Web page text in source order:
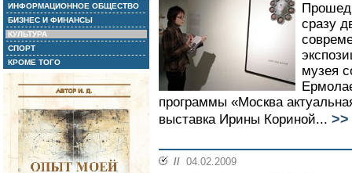
ИНФОРМАЦИОННОЕ ОБЩЕСТВО
БИЗНЕС И ФИНАНСЫ
КУЛЬТУРА
СПОРТ
КРОМЕ ТОГО
сразу
музея
программы «Москва
выставка Ирины Кориной... >>
// 04.02.2009